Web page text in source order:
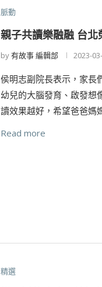
脈動
親子共讀樂融融 台
by有故事 編輯部 2023-
侯明志副院長表示，家長
幼兒的大腦發育、啟發想
讀效果越好，希望爸爸媽
Read more
精選